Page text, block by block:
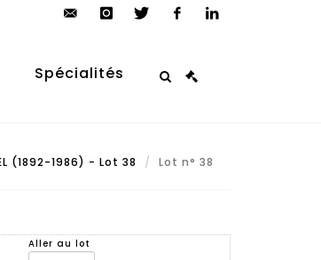
auction.com
Spécialités
(1892-1986) - Lot 38 Lot n° 38
Aller au lot